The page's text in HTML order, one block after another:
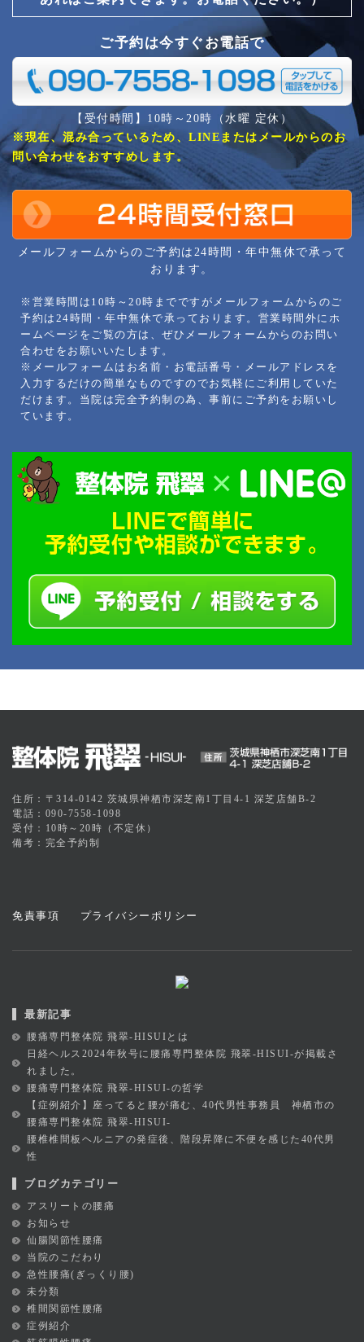
ご予約は今すぐお電話で
【受付時間】10時～20時（水曜 定休）
※現在、混み合っているため、LINEまたはメールからのお
問い合わせをおすすめします。
メールフォームからのご予約は24時間・年中無休で承って
おります。
※営業時間は10時～20時までですがメールフォームからのご
予約は24時間・年中無休で承っております。営業時間外にホ
ームページをご覧の方は、ぜひメールフォームからのお問い
合わせをお願いいたします。
※メールフォームはお名前・お電話番号・メールアドレスを
入力するだけの簡単なものですのでお気軽にご利用していた
だけます。当院は完全予約制の為、事前にご予約をお願いし
ています。
住所：〒314-0142 茨城県神栖市深芝南1丁目4-1 深芝店舗B-2
電話：090-7558-1098
受付：10時～20時（不定休）
備考：完全予約制
免責事項 プライバシーポリシー
最新記事
腰痛専門整体院 飛翠-HISUIとは
日経ヘルス2024年秋号に腰痛専門整体院 飛翠-HISUI-が掲載さ
れました。
腰痛専門整体院 飛翠-HISUI-の哲学
【症例紹介】座ってると腰が痛む、40代男性事務員 神栖市の
腰痛専門整体院 飛翠-HISUI-
腰椎椎間板ヘルニアの発症後、階段昇降に不便を感じた40代男
性
ブログカテゴリー
アスリートの腰痛
お知らせ
仙腸関節性腰痛
当院のこだわり
急性腰痛(ぎっくり腰)
未分類
椎間関節性腰痛
症例紹介